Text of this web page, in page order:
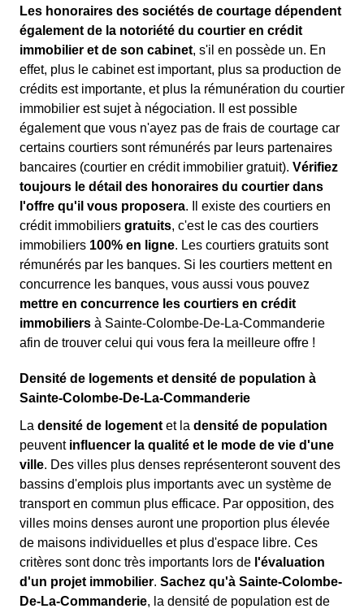
Les honoraires des sociétés de courtage dépendent
également de la notoriété du courtier en crédit
immobilier et de son cabinet, s'il en possède un. En
effet, plus le cabinet est important, plus sa production de
crédits est importante, et plus la rémunération du courtier
immobilier est sujet à négociation. Il est possible
également que vous n'ayez pas de frais de courtage car
certains courtiers sont rémunérés par leurs partenaires
bancaires (courtier en crédit immobilier gratuit). Vérifiez
toujours le détail des honoraires du courtier dans
l'offre qu'il vous proposera. Il existe des courtiers en
crédit immobiliers gratuits, c'est le cas des courtiers
immobiliers 100% en ligne. Les courtiers gratuits sont
rémunérés par les banques. Si les courtiers mettent en
concurrence les banques, vous aussi vous pouvez
mettre en concurrence les courtiers en crédit
immobiliers à Sainte-Colombe-De-La-Commanderie
afin de trouver celui qui vous fera la meilleure offre !
Densité de logements et densité de population à
Sainte-Colombe-De-La-Commanderie
La densité de logement et la densité de population
peuvent influencer la qualité et le mode de vie d'une
ville. Des villes plus denses représenteront souvent des
bassins d'emplois plus importants avec un système de
transport en commun plus efficace. Par opposition, des
villes moins denses auront une proportion plus élevée
de maisons individuelles et plus d'espace libre. Ces
critères sont donc très importants lors de l'évaluation
d'un projet immobilier. Sachez qu'à Sainte-Colombe-
De-La-Commanderie, la densité de population est de